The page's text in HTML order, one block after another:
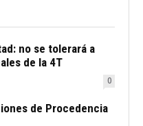
no se tolerará a
de la 4T
0
de Procedencia